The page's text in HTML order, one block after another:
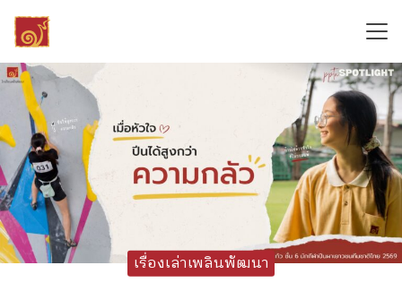
Skip
content
Search
for:
เรื่องเล่าเพลินพัฒนา